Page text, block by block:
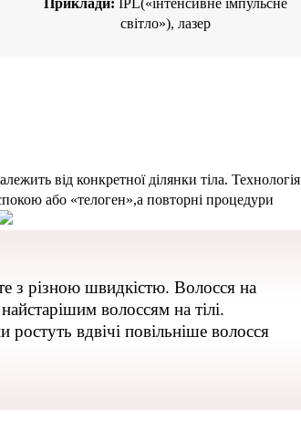
Приклади: IPL(«інтенсивне імпульсне
світло»), лазер
від конкретної ділянки тіла. Технологія
або «телоген»,а повторні процедури
з різною швидкістю. Волосся на
волоссям на тілі.
ростуть вдвічі повільніше волосся